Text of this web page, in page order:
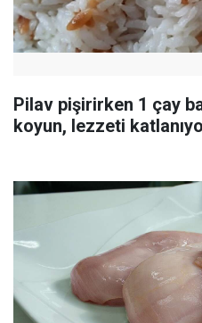
Pilav pişirirken 1 çay
koyun, lezzeti